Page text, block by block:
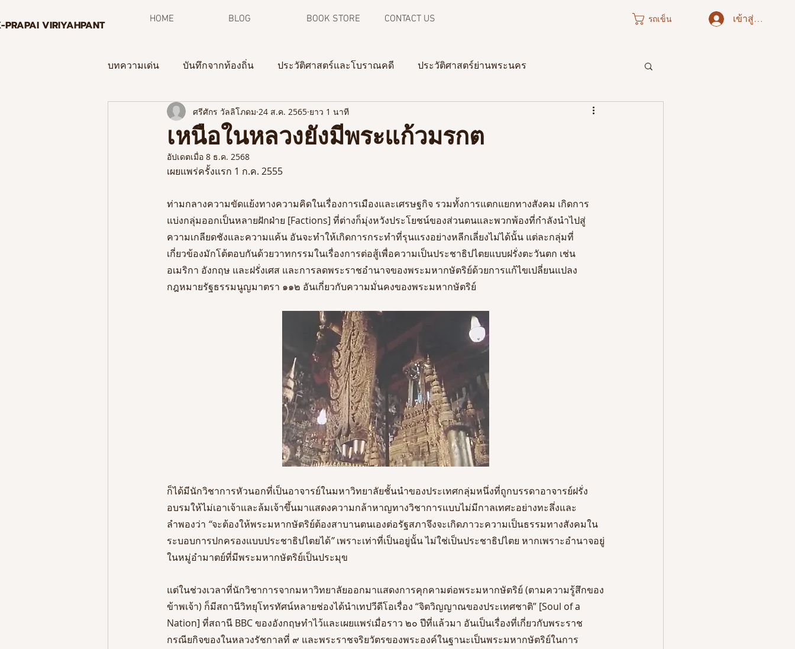
PRAPAI VIRIYAHPANT HOME BLOG BOOK STORE CONTACT US รถเข็น เข้าสู่ระบบ
บทความเด่น บันทึกจากท้องถิ่น ประวัติศาสตร์และโบราณคดี ประวัติศาสตร์ย่านพระนคร
กระบวนการพิพิธภัณฑ์ท้องถิ่น ความทรงจำจากภาพถ่าย
จดหมายข่าว
เหนือในหลวงยังมีพระแก้วมรกต
ศรีศักร วัลลิโภดม 24 ส.ค. 2565 ยาว 1 นาที
อัปเดตเมื่อ 8 ธ.ค. 2568
เผยแพร่ครั้งแรก 1 ก.ค. 2555
ท่ามกลางความขัดแย้งทางความคิดในเรื่องการเมืองและเศรษฐกิจ รวมทั้งการแตกแยกทางสังคม เกิดการ
แบ่งกลุ่มออกเป็นหลายฝักฝ่าย [Factions] ที่ต่างก็มุ่งหวังประโยชน์ของส่วนตนและพวกพ้องที่กำลังนำไปสู่
ความเกลียดชังและความแค้น อันจะทำให้เกิดการกระทำที่รุนแรงอย่างหลีกเลี่ยงไม่ได้นั้น แต่ละกลุ่มที่
เกี่ยวข้องมักโต้ตอบกันด้วยวาทกรรมในเรื่องการต่อสู้เพื่อความเป็นประชาธิปไตยแบบฝรั่งตะวันตก เช่น
อเมริกา อังกฤษ และฝรั่งเศส และการลดพระราชอำนาจของพระมหากษัตริย์ด้วยการแก้ไขเปลี่ยนแปลง
กฎหมายรัฐธรรมนูญมาตรา ๑๑๒ อันเกี่ยวกับความมั่นคงของพระมหากษัตริย์
ก็ได้มีนักวิชาการหัวนอกที่เป็นอาจารย์ในมหาวิทยาลัยชั้นนำของประเทศกลุ่มหนึ่งที่ถูกบรรดาอาจารย์ฝรั่ง
อบรมให้ไม่เอาเจ้าและล้มเจ้าขึ้นมาแสดงความกล้าหาญทางวิชาการแบบไม่มีกาลเทศะอย่างทะลึ่งและ
ลำพองว่า “จะต้องให้พระมหากษัตริย์ต้องสาบานตนเองต่อรัฐสภาจึงจะเกิดภาวะความเป็นธรรมทางสังคมใน
ระบอบการปกครองแบบประชาธิปไตยได้” เพราะเท่าที่เป็นอยู่นั้น ไม่ใช่เป็นประชาธิปไตย หากเพราะอำนาจอยู่
ในหมู่อำมาตย์ที่มีพระมหากษัตริย์เป็นประมุข
แต่ในช่วงเวลาที่นักวิชาการจากมหาวิทยาลัยออกมาแสดงการคุกคามต่อพระมหากษัตริย์ (ตามความรู้สึกของ
ข้าพเจ้า) ก็มีสถานีวิทยุโทรทัศน์หลายช่องได้นำเทปวีดีโอเรื่อง “จิตวิญญาณของประเทศชาติ” [Soul of a
Nation] ที่สถานี BBC ของอังกฤษทำไว้และเผยแพร่เมื่อราว ๒๐ ปีที่แล้วมา อันเป็นเรื่องที่เกี่ยวกับพระราช
กรณียกิจของในหลวงรัชกาลที่ ๙ และพระราชจริยวัตรของพระองค์ในฐานะเป็นพระมหากษัตริย์ในการ